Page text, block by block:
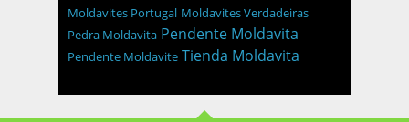
Moldavites Portugal Moldavites Verdadeiras
Pedra Moldavita Pendente Moldavita
Pendente Moldavite Tienda Moldavita